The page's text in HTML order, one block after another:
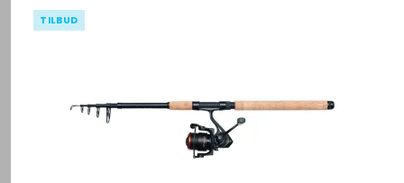
TILBUD